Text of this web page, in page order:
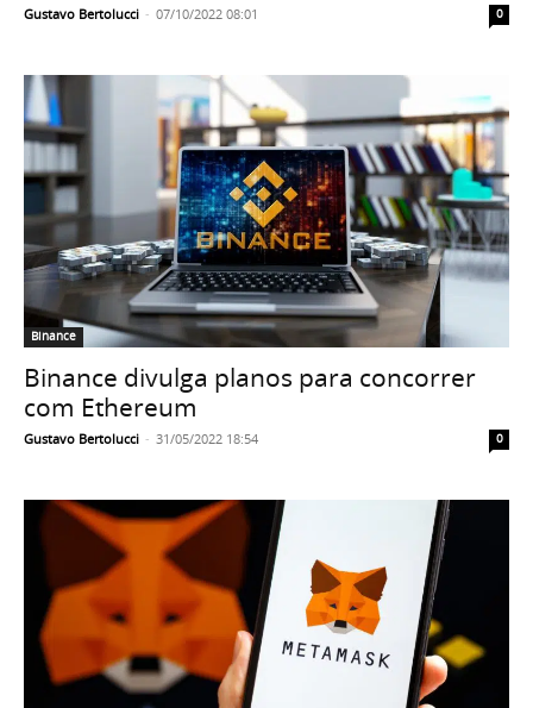
Gustavo Bertolucci - 07/10/2022 08:01 0
Binance
Binance divulga planos para concorrer
com Ethereum
Gustavo Bertolucci - 31/05/2022 18:54 0